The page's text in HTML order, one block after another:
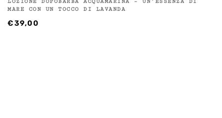
MARE CON UN TOCCO DI LAVANDA
€39,00